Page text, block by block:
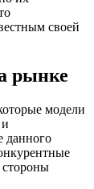
своей
рынке
модели
данного
стороны